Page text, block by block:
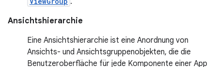
Ansichtshierarchie
Eine Ansichtshierarchie ist eine Anordnung von
Ansichts- und Ansichtsgruppenobjekten, die die
Benutzeroberfläche für jede Komponente einer App